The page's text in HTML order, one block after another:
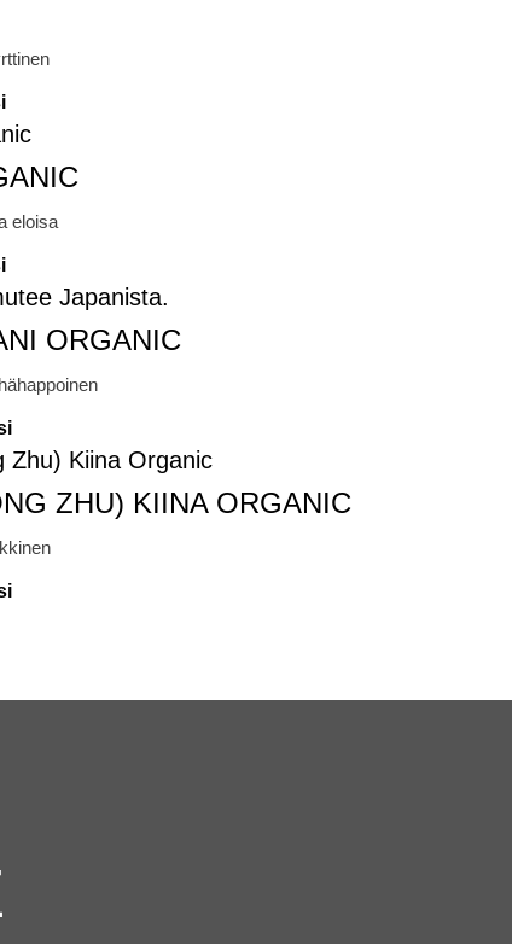
eloisa
ORGANIC
ZHU) KIINA ORGANIC